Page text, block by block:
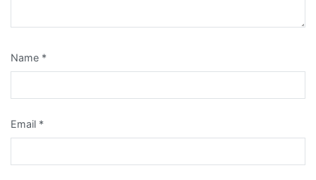
Name *
Email *